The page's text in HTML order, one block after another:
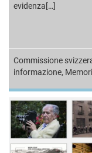
evidenza[…]
Commissione
informazione,